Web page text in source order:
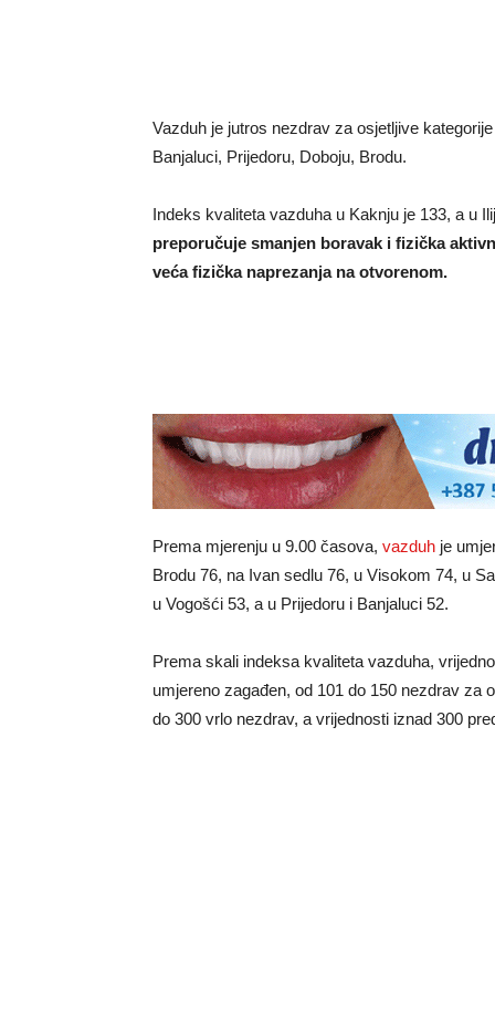
Vazduh je jutros nezdrav za osjetljive
Banjaluci, Prijedoru, Doboju, Brodu.
Indeks kvaliteta vazduha u Kaknju je 133, a u
preporučuje smanjen boravak i fizička
veća fizička naprezanja na otvorenom.
Prema mjerenju u 9.00 časova, vazduh je
Brodu 76, na Ivan sedlu 76, u Visokom 74, u
u Vogošći 53, a u Prijedoru i Banjaluci 52.
Prema skali indeksa kvaliteta vazduha,
umjereno zagađen, od 101 do 150 nezdrav za
do 300 vrlo nezdrav, a vrijednosti iznad 300